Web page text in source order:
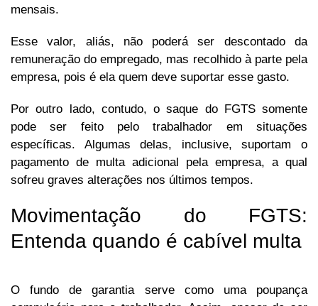
mensais.
Esse valor, aliás, não poderá ser descontado da
remuneração do empregado, mas recolhido à parte pela
empresa, pois é ela quem deve suportar esse gasto.
Por outro lado, contudo, o saque do FGTS somente
pode ser feito pelo trabalhador em situações
específicas. Algumas delas, inclusive, suportam o
pagamento de multa adicional pela empresa, a qual
sofreu graves alterações nos últimos tempos.
Movimentação do FGTS:
Entenda quando é cabível multa
O fundo de garantia serve como uma poupança